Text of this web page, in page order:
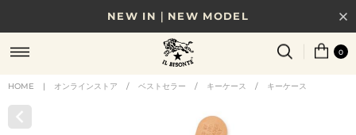
NEW IN｜NEW MODEL
8/17(月)10時まで｜税込11,000円以上で送料無料
贈る相手やシーンから選べる、新しいギフトガイド
NEW IN｜COLOR LEATHER
0
HOME | オンラインストア / ベストセラー / キーケース / キーケース